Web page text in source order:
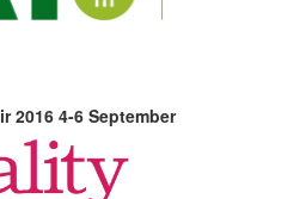
2016 4-6 September